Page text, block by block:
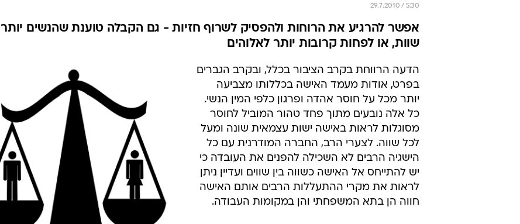
29.7.2010 / 5:30
אפשר להרגיע את הרוחות ולהפסיק לשרוף חזיות - גם הקבלה טוענת שהנשים יותר
שוות, או לפחות קרובות יותר לאלוהים
הדעה הרווחת בקרב הציבור בכלל, ובקרב הגברים
בפרט, אודות מעמד האישה בכללותו מצביעה
יותר מכל על חוסר אהדה ופרגון כלפי המין הנשי.
כל אלה נובעים מתוך פחד טהור המוביל לחוסר
מסוגלות לראות באישה ישות עצמאית שונה ומעל
לכל שווה. לצערי הרב, החברה המודרנית עם כל
הישגיה הרבים לא השכילה להפנים את העובדה כי
יש להתייחס אל האישה כשווה בין שווים ועדיין ניתן
לראות את מקרי ההתעללות הרבים אותם האישה
חווה הן בתא המשפחתי והן במקומות העבודה.